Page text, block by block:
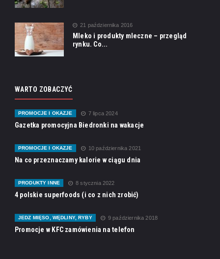
21 października 2016
Mleko i produkty mleczne – przegląd
rynku. Co...
WARTO ZOBACZYĆ
PROMOCJE I OKAZJE 7 lipca 2024
Gazetka promocyjna Biedronki na wakacje
PROMOCJE I OKAZJE 10 października 2021
Na co przeznaczamy kalorie w ciągu dnia
PRODUKTY INNE 8 stycznia 2022
4 polskie superfoods (i co z nich zrobić)
JEDZ MIĘSO, WĘDLINY, RYBY 9 października 2018
Promocje w KFC zamówienia na telefon